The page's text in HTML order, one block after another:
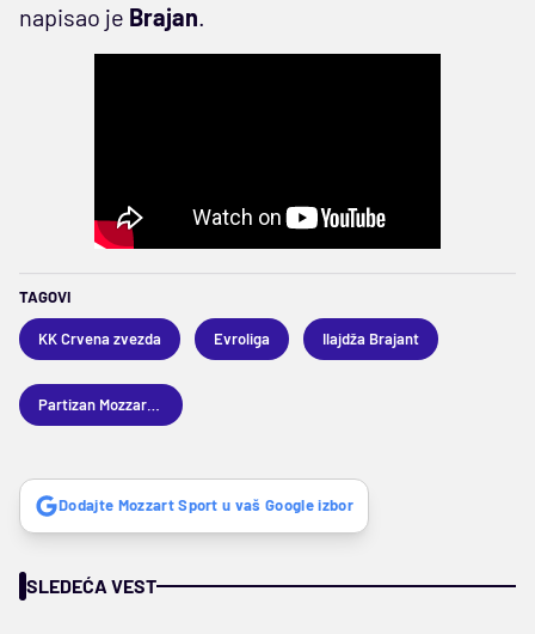
napisao je Brajan.
TAGOVI
KK Crvena zvezda Evroliga Ilajdža Brajant
Dodajte Mozzart Sport u vaš Google izbor
SLEDEĆA VEST